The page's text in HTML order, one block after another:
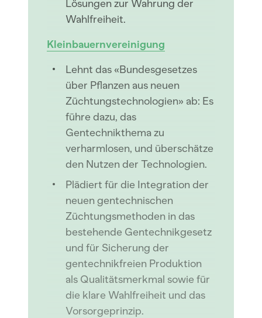
Lösungen zur Wahrung der
Wahlfreiheit.
Kleinbauernvereinigung
Lehnt das «Bundesgesetzes
über Pflanzen aus neuen
Züchtungstechnologien» ab: Es
führe dazu, das
Gentechnikthema zu
verharmlosen, und überschätze
den Nutzen der Technologien.
Plädiert für die Integration der
neuen gentechnischen
Züchtungsmethoden in das
bestehende Gentechnikgesetz
und für Sicherung der
gentechnikfreien Produktion
als Qualitätsmerkmal sowie für
die klare Wahlfreiheit und das
Vorsorgeprinzip.